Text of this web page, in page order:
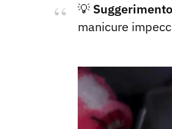
💡
manicure